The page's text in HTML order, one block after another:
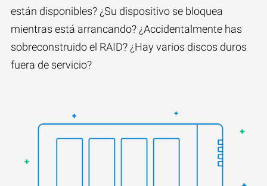
están disponibles? ¿Su dispositivo se bloquea
mientras está arrancando? ¿Accidentalmente has
sobreconstruido el RAID? ¿Hay varios discos duros
fuera de servicio?